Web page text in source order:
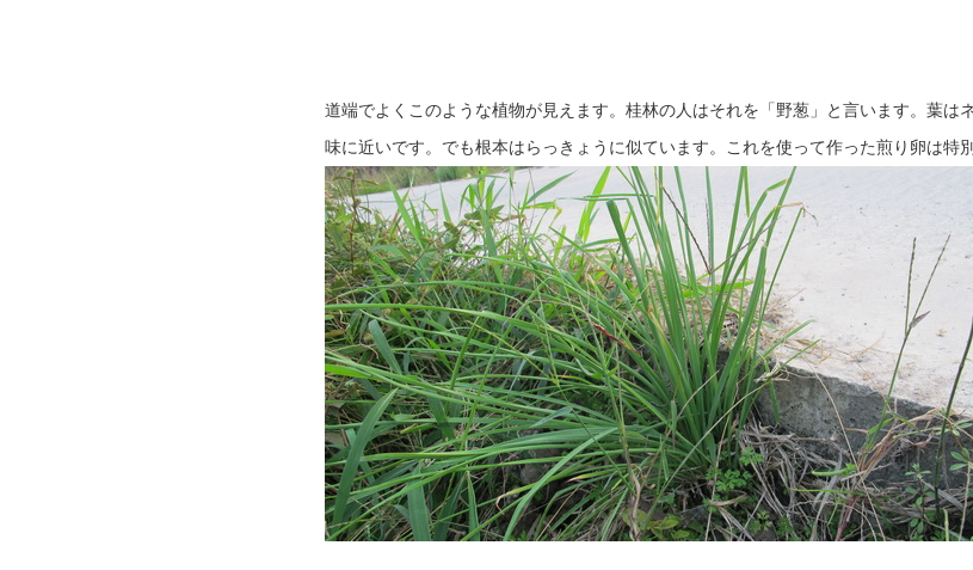
道端でよくこのような植物が見えます。 桂林の人はそれを「野葱」と言います。葉は
味に近いです。でも根本はらっきょうに似ています。これを使って作った煎り卵は特